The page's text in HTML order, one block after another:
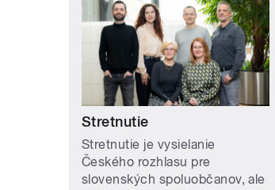
Stretnutie
Stretnutie je vysielanie
Českého rozhlasu pre
slovenských spoluobčanov, ale